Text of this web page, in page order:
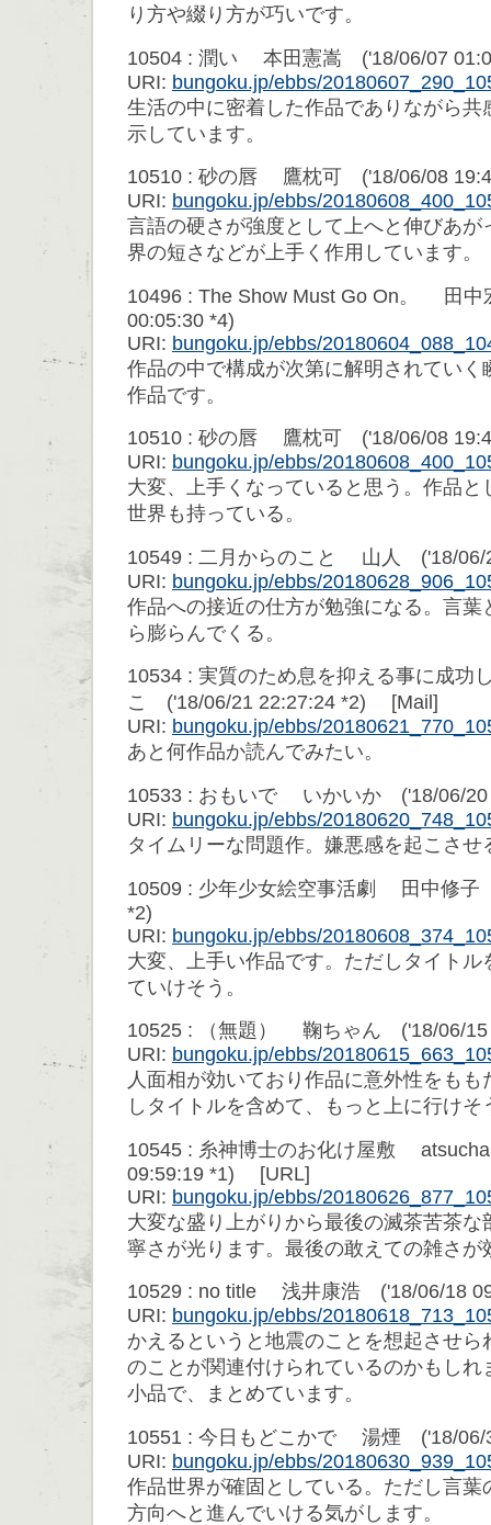
り方や綴り方が巧いです。
10504 : 潤い 本田憲嵩 ('18/06/07
URI: bungoku.jp/ebbs/
生活の中に密着した作品でありながら共
示しています。
10510 : 砂の唇 鷹枕可 ('18/06/08
URI: bungoku.jp/ebbs/
言語の硬さが強度として上へと伸びあが
界の短さなどが上手く作用しています。
10496 : The Show Must Go On。 田
00:05:30 *4)
URI: bungoku.jp/ebbs/
作品の中で構成が次第に解明されていく
作品です。
10510 : 砂の唇 鷹枕可 ('18/06/08
URI: bungoku.jp/ebbs/
大変、上手くなっていると思う。作品と
世界も持っている。
10549 : 二月からのこと 山人 ('18/06/
URI: bungoku.jp/ebbs/
作品への接近の仕方が勉強になる。言葉
ら膨らんでくる。
10534 : 実質のため息を抑える事に成
こ ('18/06/21 22:27:24 *2) [Mail]
URI: bungoku.jp/ebbs/
あと何作品か読んでみたい。
10533 : おもいで いかいか ('18/06/20
URI: bungoku.jp/ebbs/
タイムリーな問題作。嫌悪感を起こさせ
10509 : 少年少女絵空事活劇 田中修子
*2)
URI: bungoku.jp/ebbs/
大変、上手い作品です。ただしタイトル
ていけそう。
10525 : （無題） 鞠ちゃん ('18/06/15
URI: bungoku.jp/ebbs/
人面相が効いており作品に意外性をも
しタイトルを含めて、もっと上に行けそ
10545 : 糸神博士のお化け屋敷
09:59:19 *1) [URL]
URI: bungoku.jp/ebbs/
大変な盛り上がりから最後の滅茶苦茶な
寧さが光ります。最後の敢えての雑さが
10529 : no title 浅井康浩 ('18/06/18
URI: bungoku.jp/ebbs/
かえるというと地震のことを想起させら
のことが関連付けられているのかもしれ
小品で、まとめています。
10551 : 今日もどこかで 湯煙 ('18/06/
URI: bungoku.jp/ebbs/
作品世界が確固としている。ただし言葉
方向へと進んでいける気がします。